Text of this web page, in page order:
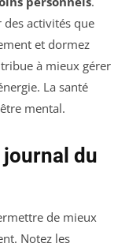
activités que
et dormez
à mieux gérer
La santé
mental.
du
de mieux
Notez les